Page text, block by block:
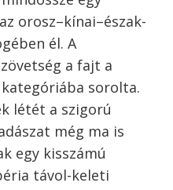
orosz–kínai–észak-
él. A
a fajt a
sorolta.
létét a szigorú
még ma is
egy kisszámú
távol-keleti